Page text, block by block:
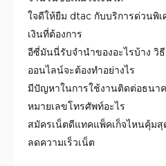
ใจดีให้ยืม dtac กับบริการด่วนพิ
เงินที่ต้องการ
อีซี่มันนี่รับจำนำของอะไรบ้าง วิ
ออนไลน์จะต้องทำอย่างไร
มีปัญหาในการใช้งานติดต่อธนา
หมายเลขโทรศัพท์อะไร
สมัคร​เน็ต​ดี​แทคแพ็คเก็จไหนคุ้มสุ
ลดความเร็วเน็ต